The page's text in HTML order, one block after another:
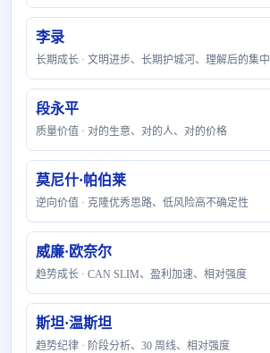
李录
长期成长 · 文明进步、长期护城河、理解后的集中
段永平
质量价值 · 对的生意、对的人、对的价格
莫尼什·帕伯莱
逆向价值 · 克隆优秀思路、低风险高不确定性
威廉·欧奈尔
趋势成长 · CAN SLIM、盈利加速、相对强度
斯坦·温斯坦
趋势纪律 · 阶段分析、30 周线、相对强度